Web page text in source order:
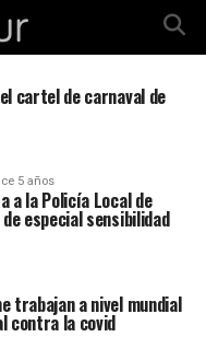
cartel de carnaval de
5 años
a la Policía Local de
especial sensibilidad
trabajan a nivel mundial
contra la covid